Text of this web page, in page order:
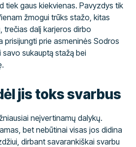
tiek gaus kiekvienas. Pavyzdys tik
žmogui trūks stažo, kitas
trečias dalį karjeros dirbo
prisijungti prie asmeninės Sodros
sukauptą stažą bei
jis toks svarbus
neįvertinamų dalykų.
bet nebūtinai visas jos didina
dirbant savarankiškai svarbu